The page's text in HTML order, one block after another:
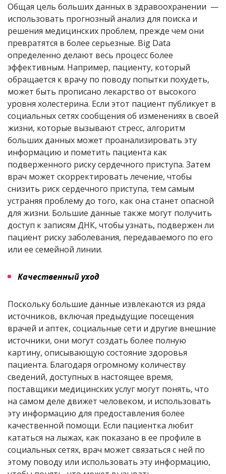
Общая цель больших данных в здравоохранении —
использовать прогнозный анализ для поиска и
решения медицинских проблем, прежде чем они
превратятся в более серьезные. Big Data
определенно делают весь процесс более
эффективным. Например, пациенту, который
обращается к врачу по поводу попытки похудеть,
может быть прописано лекарство от высокого
уровня холестерина. Если этот пациент публикует в
социальных сетях сообщения об изменениях в своей
жизни, которые вызывают стресс, алгоритм
больших данных может проанализировать эту
информацию и пометить пациента как
подверженного риску сердечного приступа. Затем
врач может скорректировать лечение, чтобы
снизить риск сердечного приступа, тем самым
устраняя проблему до того, как она станет опасной
для жизни. Большие данные также могут получить
доступ к записям ДНК, чтобы узнать, подвержен ли
пациент риску заболевания, передаваемого по его
или ее семейной линии.
Качественный уход
Поскольку большие данные извлекаются из ряда
источников, включая предыдущие посещения
врачей и аптек, социальные сети и другие внешние
источники, они могут создать более полную
картину, описывающую состояние здоровья
пациента. Благодаря огромному количеству
сведений, доступных в настоящее время,
поставщики медицинских услуг могут понять, что
на самом деле движет человеком, и использовать
эту информацию для предоставления более
качественной помощи. Если пациентка любит
кататься на лыжах, как показано в ее профиле в
социальных сетях, врач может связаться с ней по
этому поводу или использовать эту информацию,